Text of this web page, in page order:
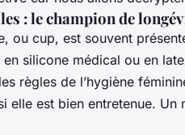
: le champion de
ou cup, est souvent
silicone médical ou en
règles de l’hygiène
elle est bien entretenue.